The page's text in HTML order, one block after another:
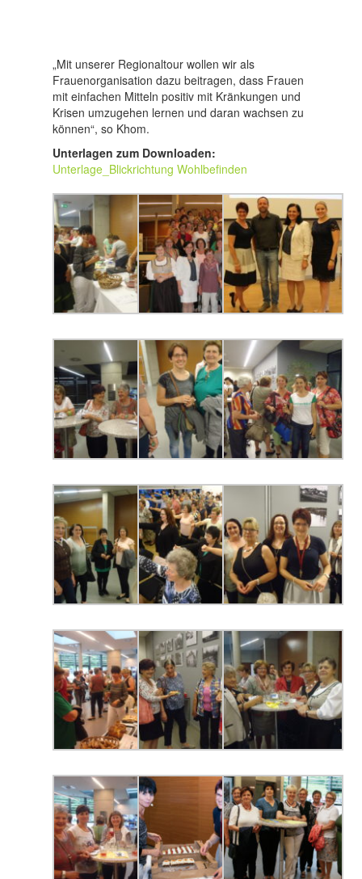
„Mit unserer Regionaltour wollen wir als
Frauenorganisation dazu beitragen, dass Frauen
mit einfachen Mitteln positiv mit Kränkungen und
Krisen umzugehen lernen und daran wachsen zu
können“, so Khom.
Unterlagen zum Downloaden:
Unterlage_Blickrichtung Wohlbefinden